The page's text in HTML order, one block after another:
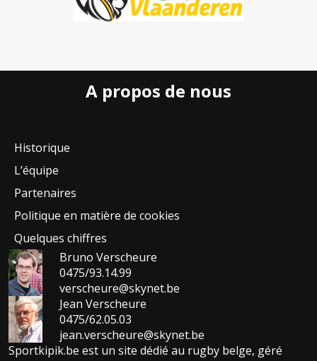
A propos de nous
Historique
L’équipe
Partenaires
Politique en matière de cookies
Quelques chiffres
Bruno Verscheure
0475/93.14.99
verscheure@skynet.be
Jean Verscheure
0475/62.05.03
jean.verscheure@skynet.be
Sportkipik.be est un site dédié au rugby belge, géré